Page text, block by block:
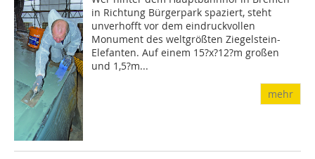
in Richtung Bürgerpark spaziert, steht
unverhofft vor dem eindruckvollen
Monument des weltgrößten Ziegelstein-
Elefanten. Auf einem 15?x?12?m großen
und 1,5?m...
mehr